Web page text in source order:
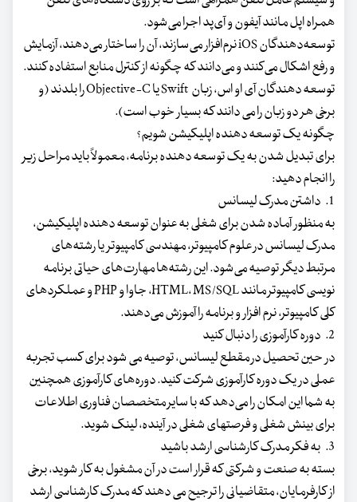
همراه اپل مانند آیفون و آی‌پد اجرا می‌شود.
توسعه‌دهندگان iOS نرم‌افزار می‌سازند، آن را ساختار می‌دهند، آزمایش
و رفع اشکال می‌کنند و می‌دانند که چگونه از کنترل منابع استفاده کنند.
توسعه دهندگان آی او اس، زبان Swift یا Objective-C را بلدند (و
برخی هر دو زبان را می دانند که بسیار خوب است).
چگونه یک توسعه دهنده اپلیکیشن شویم؟
برای تبدیل شدن به یک توسعه دهنده برنامه، معمولاً باید مراحل زیر
را انجام دهید:
1. داشتن مدرک لیسانس
به منظور آماده شدن برای شغلی به عنوان توسعه دهنده اپلیکیشن،
مدرک لیسانس در علوم کامپیوتر، مهندسی کامپیوتر یا رشته‌های
مرتبط دیگر توصیه می‌شود. این رشته‌ها مهارت‌های حیاتی برنامه
نویسی کامپیوتر مانند HTML، MS/SQL، جاوا و PHP و عملکردهای
کلی کامپیوتر، نرم افزار و برنامه را آموزش می‌دهند.
2. دوره کارآموزی را دنبال کنید
در حین تحصیل در مقطع لیسانس، توصیه می شود برای کسب تجربه
عملی در یک دوره کارآموزی شرکت کنید. دوره‌های کارآموزی همچنین
به شما این امکان را می‌دهد که با سایر متخصصان فناوری اطلاعات
برای بینش شغلی و فرصت‎های شغلی در آینده، لینک شوید.
3. به فکر مدرک کارشناسی ارشد باشید
بسته به صنعت و شرکتی که قرار است در آن مشغول به کار شوید، برخی
از کارفرمایان، متقاضیانی را ترجیح می دهند که مدرک کارشناسی ارشد